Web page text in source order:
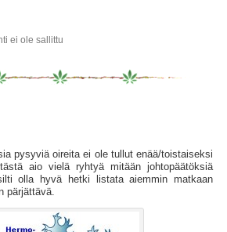
ei ole sallittu
pysyviä oireita ei ole tullut enää/toistaiseksi
aio vielä ryhtyä mitään johtopäätöksiä
olla hyvä hetki listata aiemmin matkaan
pärjättävä.